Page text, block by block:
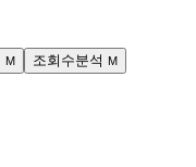
M 조회수분석 M